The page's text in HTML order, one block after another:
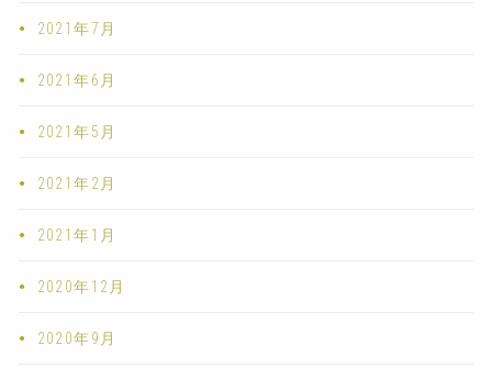
2021年7月
2021年6月
2021年5月
2021年2月
2021年1月
2020年12月
2020年9月